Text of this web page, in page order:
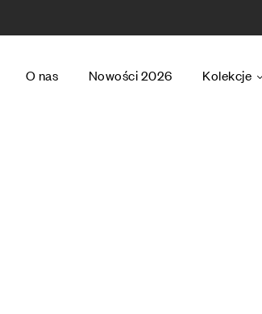
O nas Nowości 2026 Kolekcje